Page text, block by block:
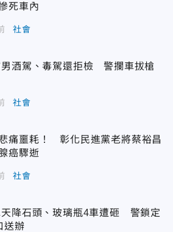
死車內
社會
男酒駕、毒駕還拒檢 警攔車拔槍
社會
痛噩耗！ 彰化民進黨老將蔡裕昌
癌驟逝
社會
天降石頭、玻璃瓶4車遭砸 警鎖定
送辦